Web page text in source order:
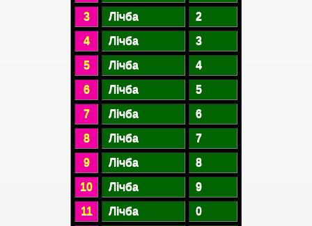
3 Лічба 2
4 Лічба 3
5 Лічба 4
6 Лічба 5
7 Лічба 6
8 Лічба 7
9 Лічба 8
10 Лічба 9
11 Лічба 0